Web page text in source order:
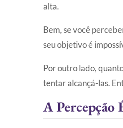
alta.
Bem, se você
seu objetivo é
Por outro lado,
tentar alcançá-las.
A Percepção